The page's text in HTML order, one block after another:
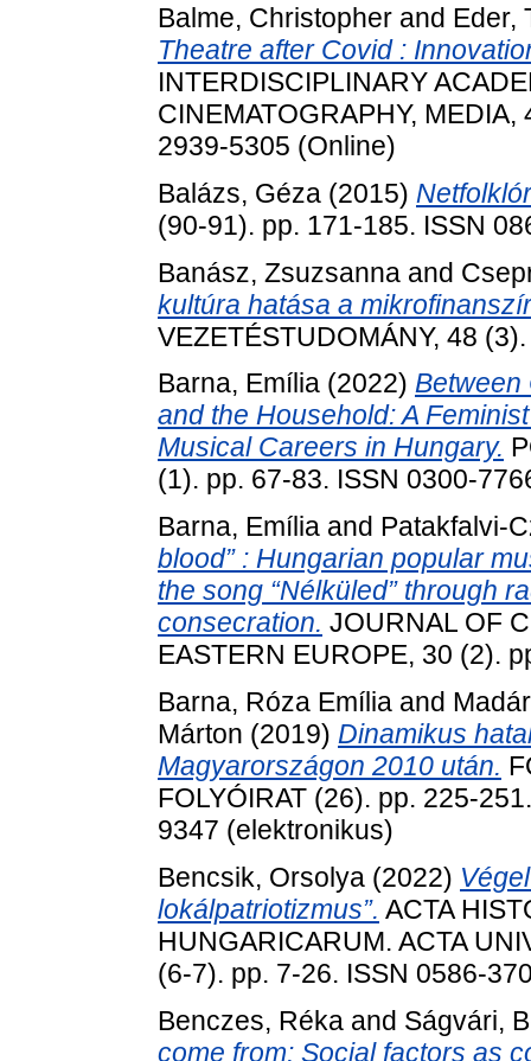
Balme, Christopher and Eder,
Theatre after Covid :
INTERDISCIPLINARY
CINEMATOGRAPHY,
2939-5305 (Online)
Balázs, Géza (2015)
(90-91). pp. 171-185. ISSN
Banász, Zsuzsanna and
kultúra hatása a
VEZETÉSTUDOMÁNY, 48
Barna, Emília (2022) Between
and the Household: A
Musical Careers in Hungary.
(1). pp. 67-83. ISSN 0300-
Barna, Emília and Patakfalvi-
blood” : Hungarian popular
the song “Nélküled” through
consecration. JOURNAL OF
EASTERN EUROPE, 30 (2).
Barna, Róza Emília and
Márton (2019) Dinamikus
Magyarországon 2010 után.
FOLYÓIRAT (26). pp. 225-
9347 (elektronikus)
Bencsik, Orsolya (2022)
lokálpatriotizmus”. ACTA
HUNGARICARUM. ACTA
(6-7). pp. 7-26. ISSN 0586-
Benczes, Réka and Ságvári,
come from: Social factors as